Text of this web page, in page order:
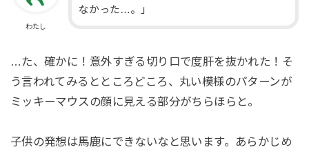
わたし
なかった…。」
…た、確かに！意外すぎる切り口で度肝を抜かれた！そ
う言われてみるとところどころ、丸い模様のパターンが
ミッキーマウスの顔に見える部分がちらほらと。
子供の発想は馬鹿にできないなと思います。あらかじめ